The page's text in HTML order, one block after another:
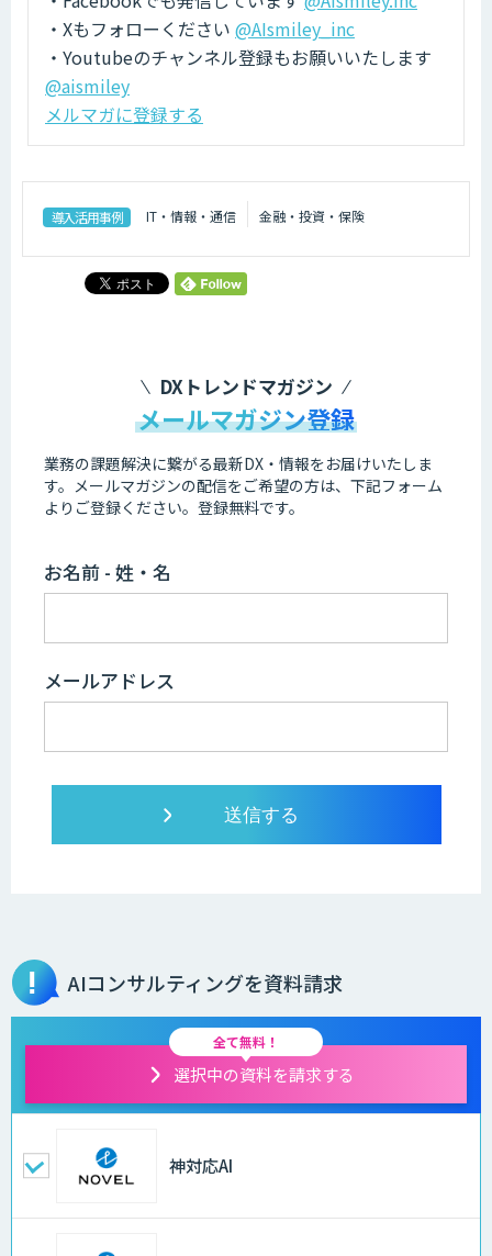
・Xもフォローください @AIsmiley_inc
・Youtubeのチャンネル登録もお願いいたします
@aismiley
メルマガに登録する
導入活用事例 IT・情報・通信 金融・投資・保険
DXトレンドマガジン
メールマガジン登録
業務の課題解決に繋がる最新DX・情報をお届けいたしま
す。 メールマガジンの配信をご希望の方は、下記フォーム
よりご登録ください。登録無料です。
お名前 - 姓・名
メールアドレス
AIコンサルティングを資料請求
全て無料！
選択中の資料を請求する
神対応AI